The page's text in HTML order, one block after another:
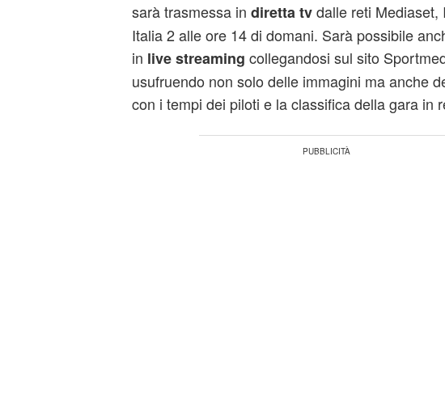
sarà trasmessa in diretta tvdalle reti Mediaset,
Italia 2 alle ore 14 di domani. Sarà possibile
in live streaming collegandosi sul sito
usufruendo non solo delle immagini ma anche
con i tempi dei piloti e la classifica della gara in